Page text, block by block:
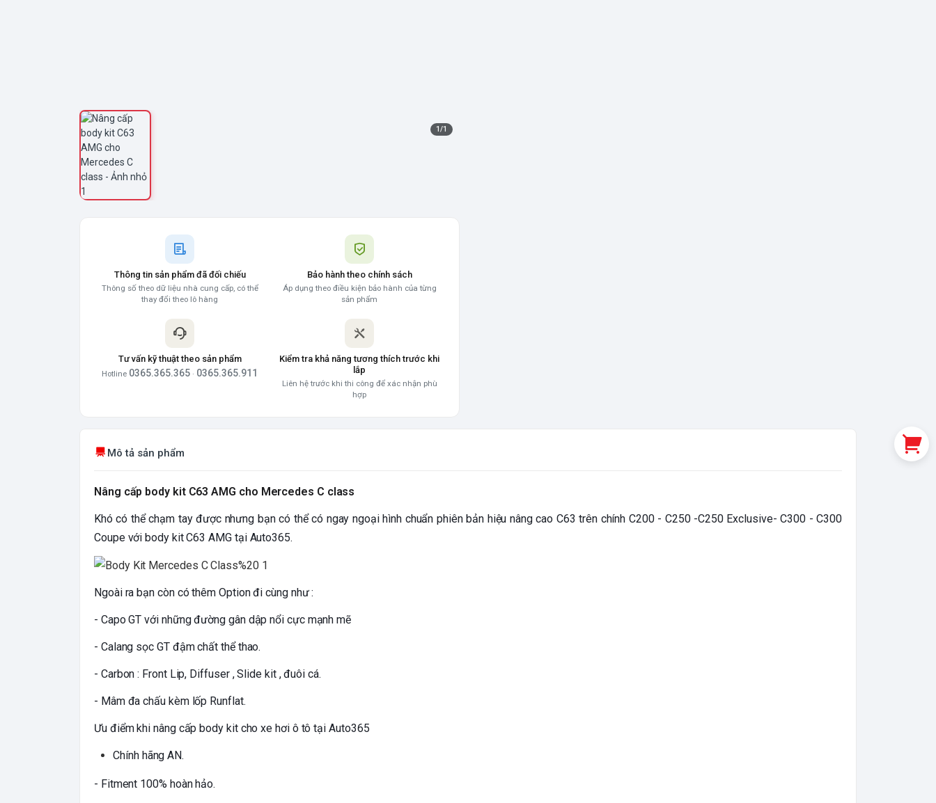
1/1
Thông tin sản phẩm đã đối chiếu
Thông số theo dữ liệu nhà cung cấp, có thể
thay đổi theo lô hàng
Bảo hành theo chính sách
Áp dụng theo điều kiện bảo hành của từng
sản phẩm
Tư vấn kỹ thuật theo sản phẩm
Hotline 0365.365.365 · 0365.365.911
Kiểm tra khả năng tương thích trước khi
lắp
Liên hệ trước khi thi công để xác nhận phù
hợp
Mô tả sản phẩm
Nâng cấp body kit C63 AMG cho Mercedes C class
Khó có thể chạm tay được nhưng bạn có thể có ngay ngoại hình chuẩn phiên bản hiệu nâng cao C63 trên chính C200 - C250 -C250 Exclusive- C300 - C300
Coupe với body kit C63 AMG tại Auto365.
Ngoài ra bạn còn có thêm Option đi cùng như :
- Capo GT với những đường gân dập nổi cực mạnh mẽ
- Calang sọc GT đậm chất thể thao.
- Carbon : Front Lip, Diffuser , Slide kit , đuôi cá.
- Mâm đa chấu kèm lốp Runflat.
Ưu điểm khi nâng cấp body kit cho xe hơi ô tô tại Auto365
Chính hãng AN.
- Fitment 100% hoàn hảo.